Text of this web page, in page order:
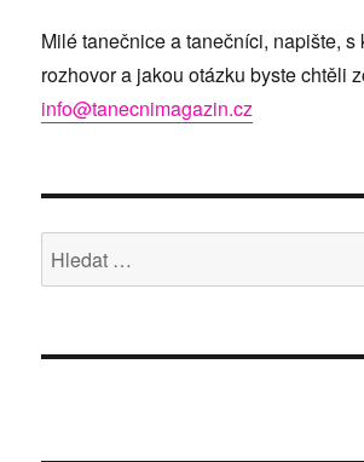
Milé tanečnice a tanečníci, napište, s
rozhovor a jakou otázku byste chtěli
info@tanecnimagazin.cz
Hledat: